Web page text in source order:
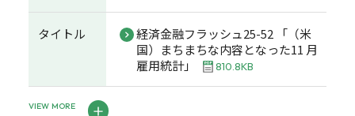
タイトル
経済金融フラッシュ25-52 「（米
国）まちまちな内容となった11 月
雇用統計」
810.8KB
VIEW MORE